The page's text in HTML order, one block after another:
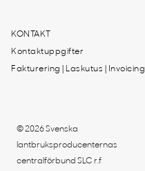
KONTAKT
Kontaktuppgifter
Fakturering | Laskutus | Invoicing
© 2026 Svenska
lantbruksproducenternas
centralförbund SLC r.f